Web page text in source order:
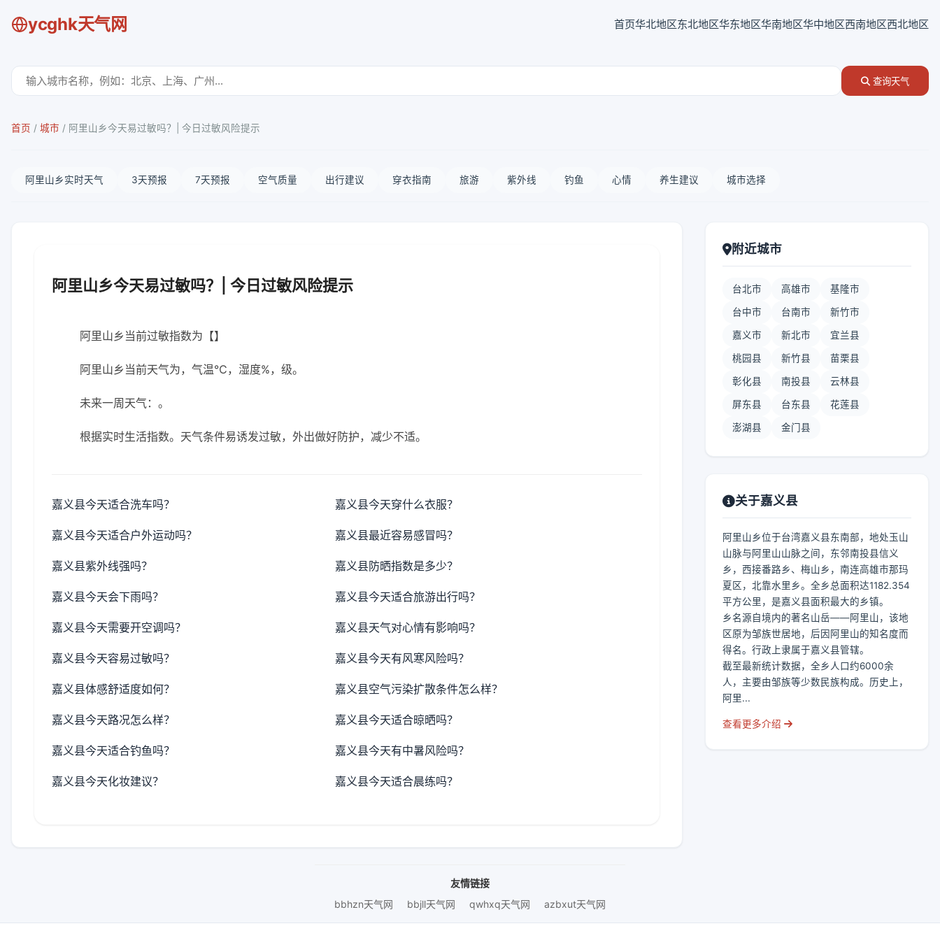
ycghk天气网 首页华北地区东北地区华东地区华南地区华中地区西南地区西北地区
查询天气
首页 / 城市 / 阿里山乡今天易过敏吗？| 今日过敏风险提示
阿里山乡实时天气 3天预报 7天预报 空气质量 出行建议 穿衣指南 旅游 紫外线 钓鱼 心情 养生建议 城市选择
阿里山乡今天易过敏吗？| 今日过敏风险提示
阿里山乡当前过敏指数为【】
阿里山乡当前天气为，气温℃，湿度%，级。
未来一周天气：。
根据实时生活指数。天气条件易诱发过敏，外出做好防护，减少不适。
嘉义县今天适合洗车吗？ 嘉义县今天穿什么衣服？
嘉义县今天适合户外运动吗？ 嘉义县最近容易感冒吗？
嘉义县紫外线强吗？ 嘉义县防晒指数是多少？
嘉义县今天会下雨吗？ 嘉义县今天适合旅游出行吗？
嘉义县今天需要开空调吗？ 嘉义县天气对心情有影响吗？
嘉义县今天容易过敏吗？ 嘉义县今天有风寒风险吗？
嘉义县体感舒适度如何？ 嘉义县空气污染扩散条件怎么样？
嘉义县今天路况怎么样？ 嘉义县今天适合晾晒吗？
嘉义县今天适合钓鱼吗？ 嘉义县今天有中暑风险吗？
嘉义县今天化妆建议？ 嘉义县今天适合晨练吗？
附近城市
台北市 高雄市 基隆市
台中市 台南市 新竹市
嘉义市 新北市 宜兰县
桃园县 新竹县 苗栗县
彰化县 南投县 云林县
屏东县 台东县 花莲县
澎湖县 金门县
关于嘉义县
阿里山乡位于台湾嘉义县东南部，地处玉山
山脉与阿里山山脉之间，东邻南投县信义
乡，西接番路乡、梅山乡，南连高雄市那玛
夏区，北靠水里乡。全乡总面积达1182.354
平方公里，是嘉义县面积最大的乡镇。
乡名源自境内的著名山岳——阿里山，该地
区原为邹族世居地，后因阿里山的知名度而
得名。行政上隶属于嘉义县管辖。
截至最新统计数据，全乡人口约6000余
人，主要由邹族等少数民族构成。历史上，
阿里...
查看更多介绍
友情链接
bbhzn天气网
bbjll天气网 qwhxq天气网 azbxut天气网